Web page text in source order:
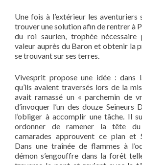
Une fois à l’extérieur les
trouver une solution afin de rentrer à
du roi saurien, trophée
valeur auprès du Baron et obtenir la
se trouvant sur ses terres.
Vivesprit propose une idée : dans
qu’ils avaient traversés lors de la
avait ramassé un « parchemin de
d’invoquer l’un des douze Seineurs
l’obliger à accomplir une tâche. Il
ordonner de ramener la tête
camarades approuvent ce plan et
Dans une traînée de flammes à
démon s’engouffre dans la forêt